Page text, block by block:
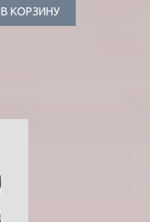
В КОРЗИНУ